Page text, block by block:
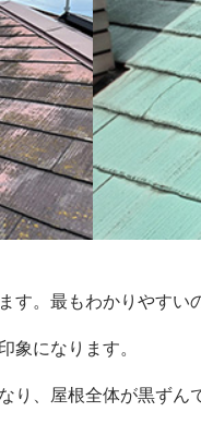
す。最もわかりやすい
象になります。
り、屋根全体が黒ずん